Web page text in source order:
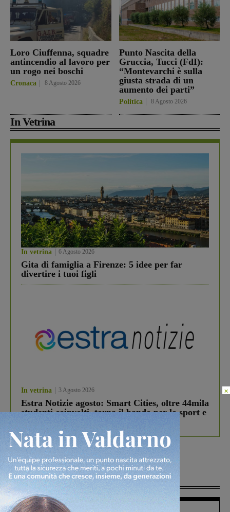
Loro Ciuffenna, squadre
antincendio al lavoro per
un rogo nei boschi
Cronaca 8 Agosto 2026
Punto Nascita della
Gruccia, Tucci (FdI):
“Montevarchi è sulla
giusta strada di un
aumento dei parti”
Politica 8 Agosto 2026
In Vetrina
In vetrina 6 Agosto 2026
Gita di famiglia a Firenze: 5 idee per far
divertire i tuoi figli
In vetrina 3 Agosto 2026
Estra Notizie agosto: Smart Cities, oltre 44mila
studenti coinvolti, torna il bando per lo sport e
Più lette
×